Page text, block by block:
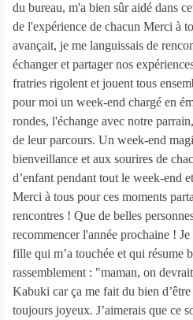
du bureau, m'a bien sûr aidé dans
de l'expérience de chacun Merci à
avançait, je me languissais de
échanger et partager nos
fratries rigolent et jouent tous
pour moi un week-end chargé en
rondes, l'échange avec notre
de leur parcours. Un week-end
bienveillance et aux sourires de
d’enfant pendant tout le week-end
Merci à tous pour ces moments
rencontres ! Que de belles
recommencer l'année prochaine !
fille qui m’a touchée et qui résume
rassemblement : "maman, on
Kabuki car ça me fait du bien
toujours joyeux. J’aimerais que ce